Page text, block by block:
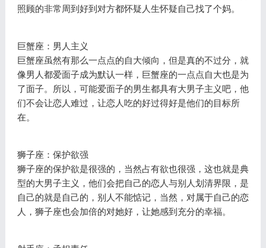
照顾的非常周到好到对方都怀疑人生怀疑自己找了个妈。
巨蟹座：男人主义
巨蟹座虽然有那么一点点的自大倾向，但是真的不过分，就
像男人都爱面子成为默认一样，巨蟹座的一点点自大也是为
了面子。所以，可能爱面子的男生都具有大男子主义吧，他
们不会让恋人难过，让恋人吃的好过得好是他们的目标所
在。
狮子座：保护欲强
狮子座的保护欲是很强的，当然占有欲也很强，这也就是典
型的大男子主义，他们会把自己的恋人与别人划清界限，是
自己的就是自己的，别人不能惦记，当然，对属于自己的恋
人，狮子座也会加倍的对她好，让她感到充分的幸福。